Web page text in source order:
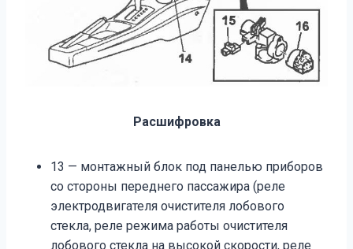
Расшифровка
13 — монтажный блок под панелью приборов
со стороны переднего пассажира (реле
электродвигателя очистителя лобового
стекла, реле режима работы очистителя
лобового стекла на высокой скорости, реле